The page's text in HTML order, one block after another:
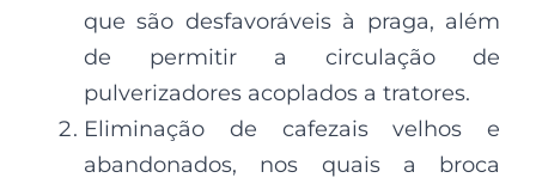
que são desfavoráveis à praga, além
de permitir a circulação de
pulverizadores acoplados a tratores.
Eliminação de cafezais velhos e
abandonados, nos quais a broca